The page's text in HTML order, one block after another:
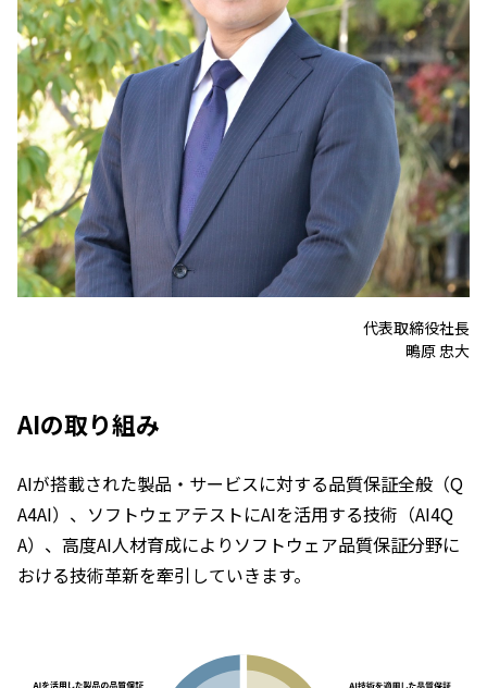
代表取締役社長
鴫原 忠大
AIの取り組み
AIが搭載された製品・サービスに対する品質保証全般（Q
A4AI）、ソフトウェアテストにAIを活用する技術（AI4Q
A）、高度AI人材育成によりソフトウェア品質保証分野に
おける技術革新を牽引していきます。